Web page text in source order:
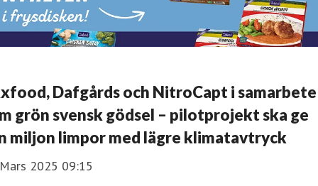
Dafgårds och NitroCapt i samarbete
grön svensk gödsel – pilotprojekt ska ge
miljon limpor med lägre klimatavtryck
2025 09:15